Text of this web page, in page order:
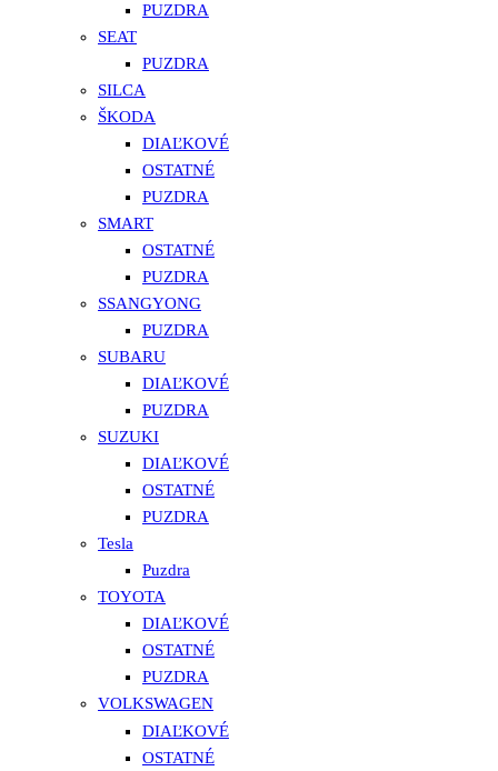
PUZDRA
SEAT
PUZDRA
SILCA
ŠKODA
DIAĽKOVÉ
OSTATNÉ
PUZDRA
SMART
OSTATNÉ
PUZDRA
SSANGYONG
PUZDRA
SUBARU
DIAĽKOVÉ
PUZDRA
SUZUKI
DIAĽKOVÉ
OSTATNÉ
PUZDRA
Tesla
Puzdra
TOYOTA
DIAĽKOVÉ
OSTATNÉ
PUZDRA
VOLKSWAGEN
DIAĽKOVÉ
OSTATNÉ